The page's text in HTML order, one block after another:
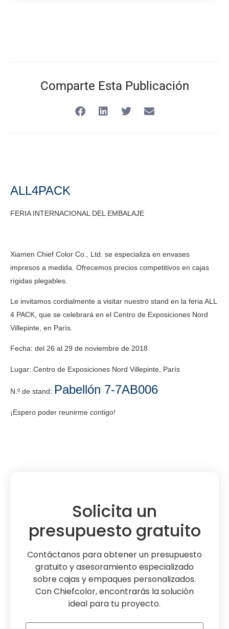
Comparte Esta Publicación
ALL4PACK
FERIA INTERNACIONAL DEL EMBALAJE
Xiamen Chief Color Co., Ltd. se especializa en envases
impresos a medida. Ofrecemos precios competitivos en cajas
rígidas plegables
Le invitamos cordialmente a visitar nuestro stand en la feria ALL
4 PACK, que se celebrará en el Centro de Exposiciones Nord
Villepinte, en París.
Fecha: del 26 al 29 de noviembre de 2018
Lugar: Centro de Exposiciones Nord Villepinte, París
N.º de stand: Pabellón 7-7AB006
¡Espero poder reunirme contigo!
Solicita un
presupuesto gratuito
Contáctanos para obtener un presupuesto
gratuito y asesoramiento especializado
sobre cajas y empaques personalizados.
Con Chiefcolor, encontrarás la solución
ideal para tu proyecto.